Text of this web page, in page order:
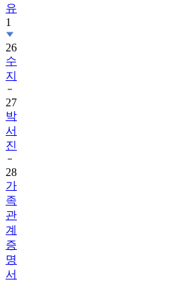
유
1
26
수
지
27
박
서
진
28
가
족
관
계
증
명
서